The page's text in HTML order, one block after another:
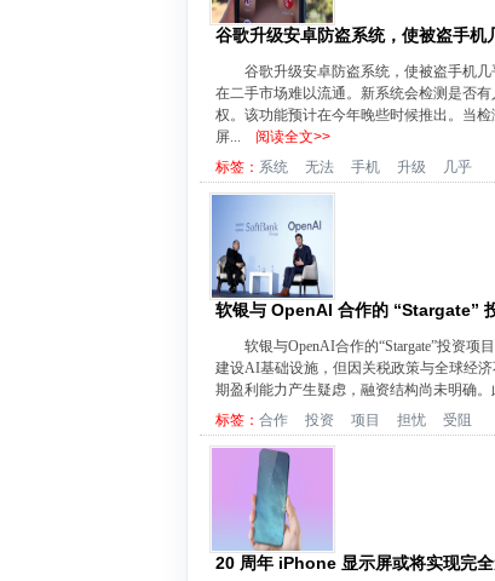
谷歌升级安卓防盗系统，使被盗手机
谷歌升级安卓防盗系统，使被盗手机
在二手市场难以流通。新系统会检测是否
权。该功能预计在今年晚些时候推出。当
屏...
阅读全文>>
标签： 系统 无法 手机 升级 几乎
软银与 OpenAI 合作的 “Stargate”
软银与OpenAI合作的“Stargate”投资
建设AI基础设施，但因关税政策与全球经
期盈利能力产生疑虑，融资结构尚未明确。
标签： 合作 投资 项目 担忧 受阻
20 周年 iPhone 显示屏或将实现完